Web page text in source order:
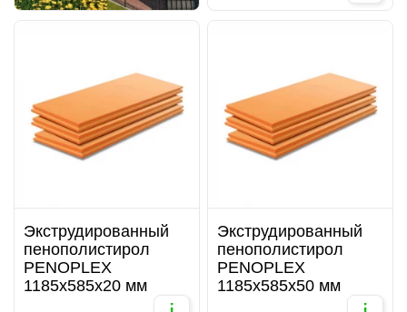
Экструдированный
пенополистирол
PENOPLEX
1185х585х20 мм
Экструдированный
пенополистирол
PENOPLEX
1185х585х50 мм